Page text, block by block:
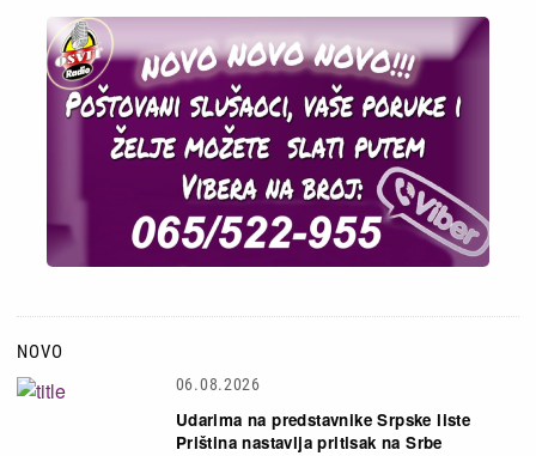
NOVO
06.08.2026
Udarima na predstavnike Srpske liste
Priština nastavlja pritisak na Srbe